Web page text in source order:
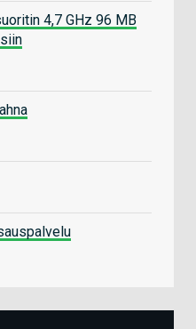
4,7 GHz 96 MB